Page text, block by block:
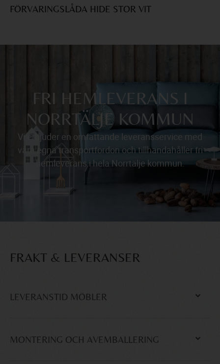
FÖRVARINGSLÅDA HIDE STOR VIT
FRI HEMLEVERANS I
NORRTÄLJE KOMMUN
Vi erbjuder en omfattande leveransservice med
våra egna transportfordon och tillhandahåller fri
hemleverans i hela Norrtälje kommun.
FRAKT & LEVERANSER
LEVERANSTID MÖBLER
MONTERING OCH AVEMBALLERING